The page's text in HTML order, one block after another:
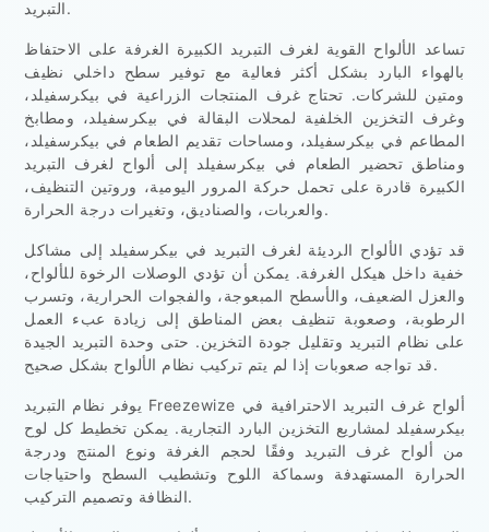
التبريد.
تساعد الألواح القوية لغرف التبريد الكبيرة الغرفة على الاحتفاظ
بالهواء البارد بشكل أكثر فعالية مع توفير سطح داخلي نظيف
ومتين للشركات. تحتاج غرف المنتجات الزراعية في بيكرسفيلد،
وغرف التخزين الخلفية لمحلات البقالة في بيكرسفيلد، ومطابخ
المطاعم في بيكرسفيلد، ومساحات تقديم الطعام في بيكرسفيلد،
ومناطق تحضير الطعام في بيكرسفيلد إلى ألواح لغرف التبريد
الكبيرة قادرة على تحمل حركة المرور اليومية، وروتين التنظيف،
والعربات، والصناديق، وتغيرات درجة الحرارة.
قد تؤدي الألواح الرديئة لغرف التبريد في بيكرسفيلد إلى مشاكل
خفية داخل هيكل الغرفة. يمكن أن تؤدي الوصلات الرخوة للألواح،
والعزل الضعيف، والأسطح المبعوجة، والفجوات الحرارية، وتسرب
الرطوبة، وصعوبة تنظيف بعض المناطق إلى زيادة عبء العمل
على نظام التبريد وتقليل جودة التخزين. حتى وحدة التبريد الجيدة
قد تواجه صعوبات إذا لم يتم تركيب نظام الألواح بشكل صحيح.
يوفر نظام التبريد Freezewize ألواح غرف التبريد الاحترافية في
بيكرسفيلد لمشاريع التخزين البارد التجارية. يمكن تخطيط كل لوح
من ألواح غرف التبريد وفقًا لحجم الغرفة ونوع المنتج ودرجة
الحرارة المستهدفة وسماكة اللوح وتشطيب السطح واحتياجات
النظافة وتصميم التركيب.